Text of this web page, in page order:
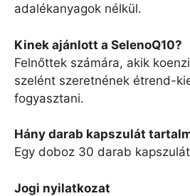
adalékanyagok nélkül.
Kinek ajánlott a SelenoQ10?
Felnőttek számára, akik
szelént szeretnének étrend-
fogyasztani.
Hány darab kapszulát
Egy doboz 30 darab
Jogi nyilatkozat